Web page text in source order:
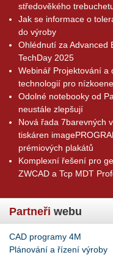
středověkého
Jak se informace o
do výroby
Ohlédnutí za Advanced
TechDay 2025
Webinář Projektování a
technologií pro
Odolné notebooky od
neustále zlepšují
Nová řada 7barevných
tiskáren
prémiových plakátů
Komplexní řešení pro
ZWCAD a Tcp MDT
Partneři webu
CAD programy 4M
Plánování a řízení výroby